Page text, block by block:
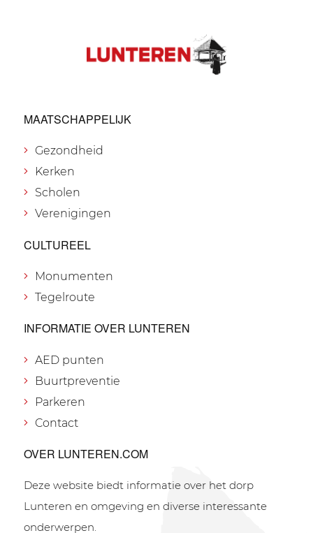
MAATSCHAPPELIJK
Gezondheid
Kerken
Scholen
Verenigingen
CULTUREEL
Monumenten
Tegelroute
INFORMATIE OVER LUNTEREN
AED punten
Buurtpreventie
Parkeren
Contact
OVER LUNTEREN.COM
Deze website biedt informatie over het dorp
Lunteren en omgeving en diverse interessante
onderwerpen.